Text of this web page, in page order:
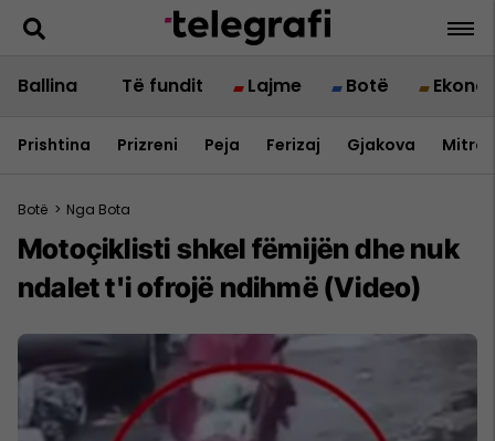
Ballina Të fundit Lajme Botë
Prishtina Prizreni Peja Ferizaj Gjakova
Botë > Nga Bota
Motoçiklisti shkel fëmijën dhe nuk
ndalet t'i ofrojë ndihmë (Video)